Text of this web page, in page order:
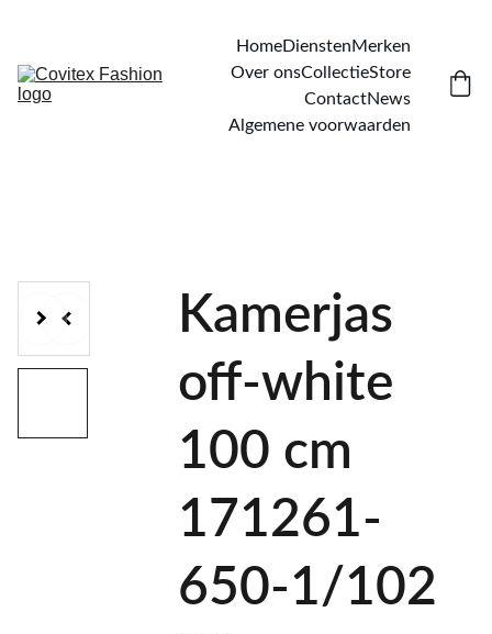
HomeDienstenMerken
Over onsCollectieStore
ContactNews
Algemene voorwaarden
Kamerjas
off-white
100 cm
171261-
650-1/102